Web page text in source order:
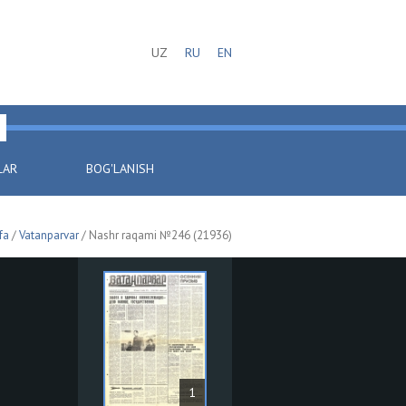
UZ RU EN
BOG'LANISH
/Vatanparvar/ Nashr raqami №246 (21936)
1